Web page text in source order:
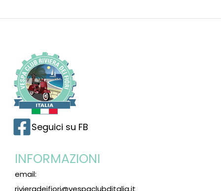
Seguici su FB
INFORMAZIONI
email:
rivieradeifiori@vespaclubditalia.it